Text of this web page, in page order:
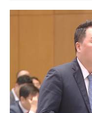
trình thu hút sự
từ các cơ quan
doanh nghiệp, hợp
tiếp triển khai mô